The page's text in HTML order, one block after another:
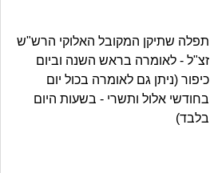
תפלה שתיקן המקובל האלוקי הרש"ש
זצ"ל - לאומרה בראש השנה וביום
כיפור (ניתן גם לאומרה בכול יום
בחודשי אלול ותשרי - בשעות היום
בלבד)